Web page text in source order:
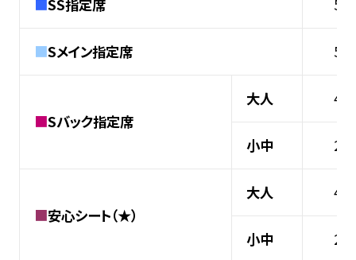
■SS指定席
■Sメイン指定席
■Sバック指定席
大人
小中
■安心シート（★）
大人
小中